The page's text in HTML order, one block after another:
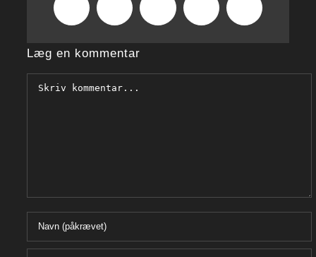
Tumblr Pinterest Xing
mail
Læg en kommentar
Comment